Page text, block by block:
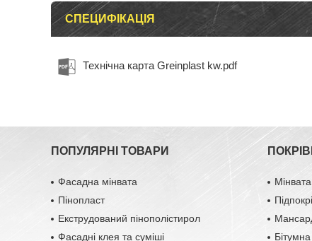
СПЕЦИФІКАЦІЯ
Технічна карта Greinplast kw.pdf
ПОПУЛЯРНІ ТОВАРИ
Фасадна мінвата
Пінопласт
Екструдований пінополістирол
Фасадні клея та суміші